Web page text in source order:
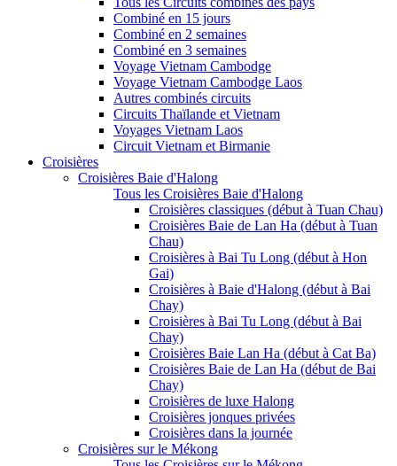
Combiné en 15 jours
Combiné en 2 semaines
Combiné en 3 semaines
Voyage Vietnam Cambodge
Voyage Vietnam Cambodge Laos
Autres combinés circuits
Circuits Thaïlande et Vietnam
Voyages Vietnam Laos
Circuit Vietnam et Birmanie
Croisières
Croisières Baie d'Halong
Tous les Croisières Baie d'Halong
Croisières classiques (début à Tuan Chau)
Croisières Baie de Lan Ha (début à Tuan
Chau)
Croisières à Bai Tu Long (début à Hon
Gai)
Croisières à Baie d'Halong (début à Bai
Chay)
Croisières à Bai Tu Long (début à Bai
Chay)
Croisières Baie Lan Ha (début à Cat Ba)
Croisières Baie de Lan Ha (début de Bai
Chay)
Croisières de luxe Halong
Croisières jonques privées
Croisières dans la journée
Croisières sur le Mékong